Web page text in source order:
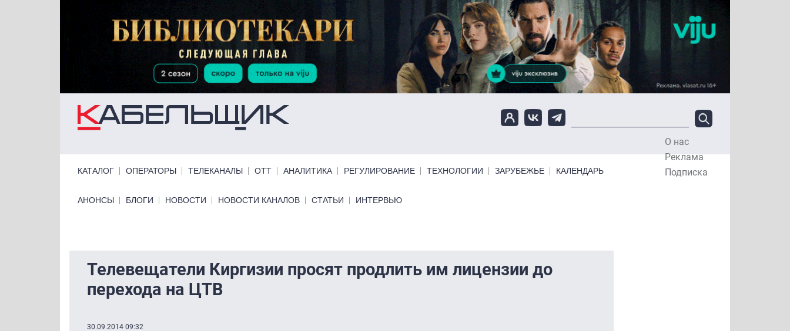
О нас
Реклама
Подписка
КАТАЛОГ ОПЕРАТОРЫ ТЕЛЕКАНАЛЫ ОТТ АНАЛИТИКА РЕГУЛИРОВАНИЕ ТЕХНОЛОГИИ ЗАРУБЕЖЬЕ КАЛЕНДАРЬ
Primary links bottom
АНОНСЫ БЛОГИ НОВОСТИ НОВОСТИ КАНАЛОВ СТАТЬИ ИНТЕРВЬЮ
Телевещатели Киргизии просят продлить им лицензии до
перехода на ЦТВ
30.09.2014 09:32